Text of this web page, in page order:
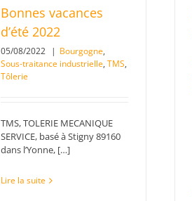
Bonnes vacances
d’été 2022
05/08/2022 | Bourgogne,
Sous-traitance industrielle, TMS,
Tôlerie
TMS, TOLERIE MECANIQUE
SERVICE, basé à Stigny 89160
dans l’Yonne, […]
Lire la suite